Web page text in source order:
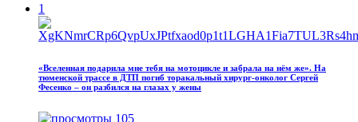
1
«Вселенная подарила мне тебя на мотоцикле и забрала на нём же». На
тюменской трассе в ДТП погиб торакальный хирург-онколог Сергей
Фесенко – он разбился на глазах у жены
105